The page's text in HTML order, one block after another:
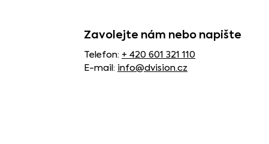
Zavolejte nám nebo napište
Telefon: + 420 601 321 110
E-mail: info@dvision.cz